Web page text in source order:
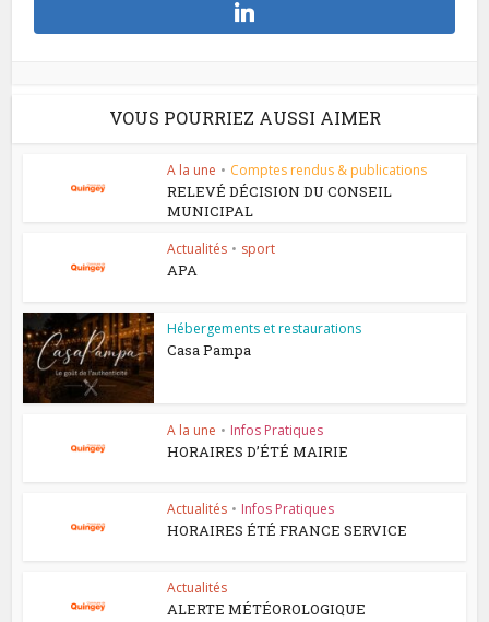
VOUS POURRIEZ AUSSI AIMER
A la une • Comptes rendus & publications
RELEVÉ DÉCISION DU CONSEIL
MUNICIPAL
Actualités • sport
APA
Hébergements et restaurations
Casa Pampa
A la une • Infos Pratiques
HORAIRES D’ÉTÉ MAIRIE
Actualités • Infos Pratiques
HORAIRES ÉTÉ FRANCE SERVICE
Actualités
ALERTE MÉTÉOROLOGIQUE